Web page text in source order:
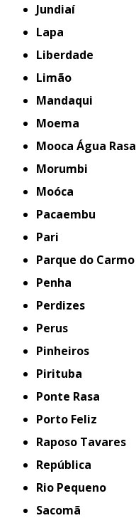
Jundiaí
Lapa
Liberdade
Limão
Mandaqui
Moema
Mooca Água Rasa
Morumbi
Moóca
Pacaembu
Pari
Parque do Carmo
Penha
Perdizes
Perus
Pinheiros
Pirituba
Ponte Rasa
Porto Feliz
Raposo Tavares
República
Rio Pequeno
Sacomã